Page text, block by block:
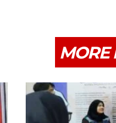
MORE